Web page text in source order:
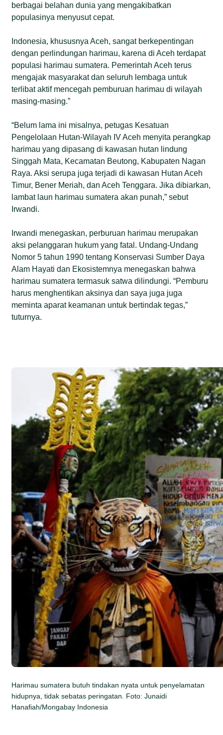
berbagai belahan dunia yang mengakibatkan
populasinya menyusut cepat.
Indonesia, khususnya Aceh, sangat berkepentingan
dengan perlindungan harimau, karena di Aceh terdapat
populasi harimau sumatera. Pemerintah Aceh terus
mengajak masyarakat dan seluruh lembaga untuk
terlibat aktif mencegah pemburuan harimau di wilayah
masing-masing.”
“Belum lama ini misalnya, petugas Kesatuan
Pengelolaan Hutan-Wilayah IV Aceh menyita perangkap
harimau yang dipasang di kawasan hutan lindung
Singgah Mata, Kecamatan Beutong, Kabupaten Nagan
Raya. Aksi serupa juga terjadi di kawasan Hutan Aceh
Timur, Bener Meriah, dan Aceh Tenggara. Jika dibiarkan,
lambat laun harimau sumatera akan punah,” sebut
Irwandi.
Irwandi menegaskan, perburuan harimau merupakan
aksi pelanggaran hukum yang fatal. Undang-Undang
Nomor 5 tahun 1990 tentang Konservasi Sumber Daya
Alam Hayati dan Ekosistemnya menegaskan bahwa
harimau sumatera termasuk satwa dilindungi. “Pemburu
harus menghentikan aksinya dan saya juga juga
meminta aparat keamanan untuk bertindak tegas,”
tuturnya.
Harimau sumatera butuh tindakan nyata untuk penyelamatan
hidupnya, tidak sebatas peringatan. Foto: Junaidi
Hanafiah/Mongabay Indonesia